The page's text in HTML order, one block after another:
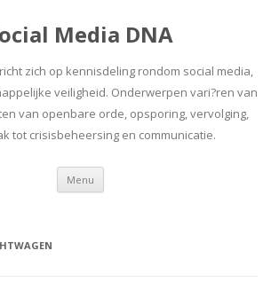
Media DNA
zich op kennisdeling rondom social media,
veiligheid. Onderwerpen vari?ren van
van openbare orde, opsporing, vervolging,
tot crisisbeheersing en communicatie.
Menu Spring
inhoud